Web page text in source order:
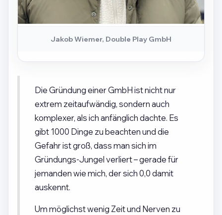
Jakob Wiemer, Double Play GmbH
Die Gründung einer GmbH ist nicht nur
extrem zeitaufwändig, sondern auch
komplexer, als ich anfänglich dachte. Es
gibt 1000 Dinge zu beachten und die
Gefahr ist groß, dass man sich im
Gründungs-Jungel verliert – gerade für
jemanden wie mich, der sich 0,0 damit
auskennt.
Um möglichst wenig Zeit und Nerven zu